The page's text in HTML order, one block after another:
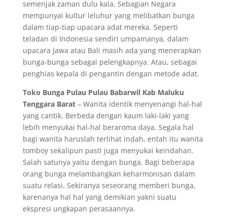
semenjak zaman dulu kala. Sebagian Negara
mempunyai kultur leluhur yang melibatkan bunga
dalam tiap-tiap upacara adat mereka. Seperti
teladan di Indonesia sendiri umpamanya, dalam
upacara Jawa atau Bali masih ada yang menerapkan
bunga-bunga sebagai pelengkapnya. Atau, sebagai
penghias kepala di pengantin dengan metode adat.
Toko Bunga Pulau Pulau Babarwil Kab Maluku
Tenggara Barat– Wanita identik menyenangi hal-hal
yang cantik. Berbeda dengan kaum laki-laki yang
lebih menyukai hal-hal beraroma daya. Segala hal
bagi wanita haruslah terlihat indah, entah itu wanita
tomboy sekalipun pasti juga menyukai keindahan.
Salah satunya yaitu dengan bunga. Bagi beberapa
orang bunga melambangkan keharmonisan dalam
suatu relasi. Sekiranya seseorang memberi bunga,
karenanya hal hal yang demikian yakni suatu
ekspresi ungkapan perasaannya.